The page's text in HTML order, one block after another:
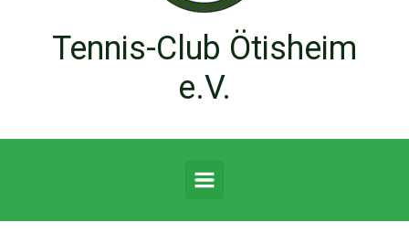
Tennis-Club Ötisheim
e.V.